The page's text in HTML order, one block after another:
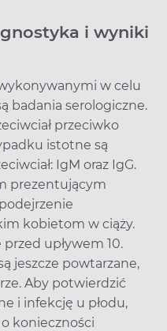
i wyniki
w celu
badania serologiczne.
przeciwko
istotne są
IgM oraz IgG.
prezentującym
kobietom w ciąży.
upływem 10.
jeszcze powtarzane,
Aby potwierdzić
i infekcję u płodu,
konieczności